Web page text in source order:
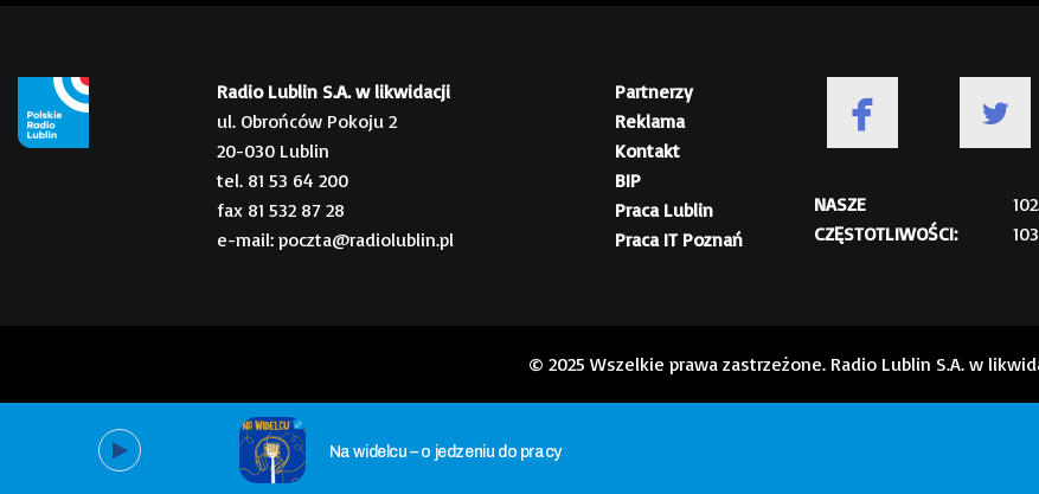
Radio Lublin S.A. w likwidacji
ul. Obrońców Pokoju 2
20-030 Lublin
tel. 81 53 64 200
fax 81 532 87 28
e-mail: poczta@radiolublin.pl
Partnerzy
Reklama
Kontakt
BIP
Praca Lublin
Praca IT Poznań
NASZE
CZĘSTOTLIWOŚCI:
© 2025 Wszelkie prawa zastrzeżone. Radio Lublin S.A. w
Na widelcu – o jedzeniu do pracy